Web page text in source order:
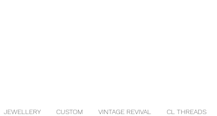
JEWELLERY CUSTOM VINTAGE REVIVAL CL THREADS